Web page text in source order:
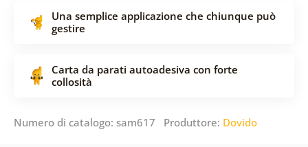
Una semplice applicazione che chiunque può
gestire
Carta da parati autoadesiva con forte
collosità
Numero di catalogo: sam617 Produttore: Dovido